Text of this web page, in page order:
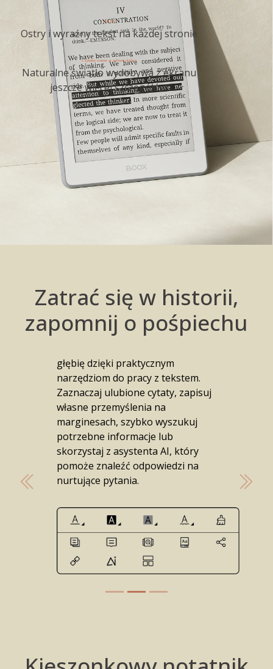
300 PPI
Ostry i wyraźny tekst na każdej stronie
Czytelny nawet w pełnym słońcu
Naturalne światło wydobywa z ekranu
jeszcze więcej szczegółów.
Zatrać się w historii,
zapomnij o pośpiechu
notuj i
więcej
głębię dzięki praktycznym
narzędziom do pracy z tekstem.
Zaznaczaj ulubione cytaty, zapisuj
własne przemyślenia na
marginesach, szybko wyszukuj
potrzebne informacje lub
skorzystaj z asystenta AI, który
pomoże znaleźć odpowiedzi na
nurtujące pytania.
Poprzedni